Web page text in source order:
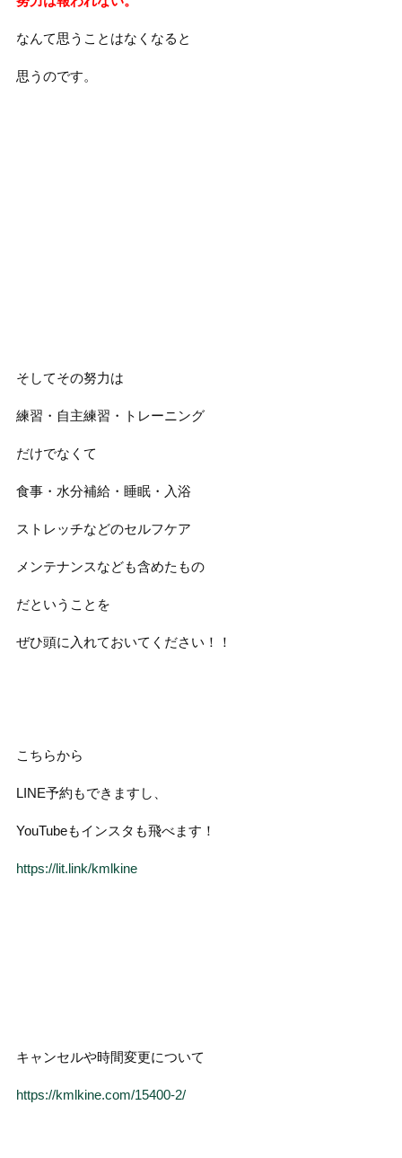
なんて思うことはなくなると
思うのです。
そしてその努力は
練習・自主練習・トレーニング
だけでなくて
食事・水分補給・睡眠・入浴
ストレッチなどのセルフケア
メンテナンスなども含めたもの
だということを
ぜひ頭に入れておいてください！！
こちらから
LINE予約もできますし、
YouTubeもインスタも飛べます！
https://lit.link/kmlkine
キャンセルや時間変更について
https://kmlkine.com/15400-2/